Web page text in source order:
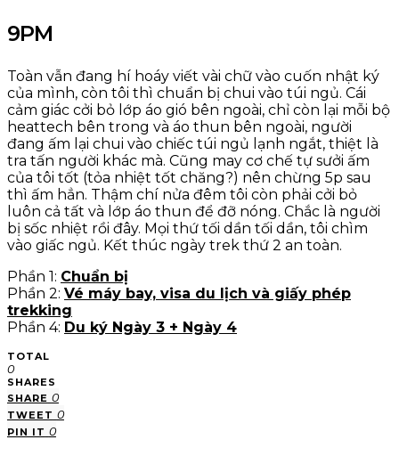
9PM
Toàn vẫn đang hí hoáy viết vài chữ vào cuốn nhật ký
của mình, còn tôi thì chuẩn bị chui vào túi ngủ. Cái
cảm giác cởi bỏ lớp áo gió bên ngoài, chỉ còn lại mỗi bộ
heattech bên trong và áo thun bên ngoài, người
đang ấm lại chui vào chiếc túi ngủ lạnh ngắt, thiệt là
tra tấn người khác mà. Cũng may cơ chế tự sưởi ấm
của tôi tốt (tỏa nhiệt tốt chăng?) nên chừng 5p sau
thì ấm hẳn. Thậm chí nửa đêm tôi còn phải cởi bỏ
luôn cả tất và lớp áo thun để đỡ nóng. Chắc là người
bị sốc nhiệt rồi đây. Mọi thứ tối dần tối dần, tôi chìm
vào giấc ngủ. Kết thúc ngày trek thứ 2 an toàn.
Phần 1: Chuẩn bị
Phần 2: Vé máy bay, visa du lịch và giấy phép
trekking
Phần 4: Du ký Ngày 3 + Ngày 4
TOTAL
0
SHARES
SHARE 0
TWEET 0
PIN IT 0